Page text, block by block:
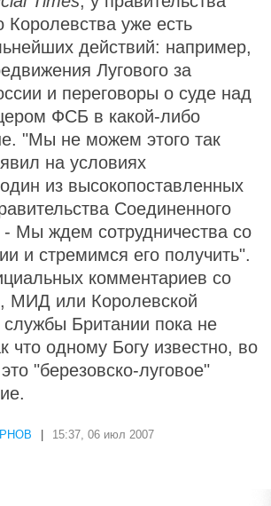
Королевства уже есть
действий: например,
Лугового за
и переговоры о суде над
ФСБ в какой-либо
"Мы не можем этого так
на условиях
из высокопоставленных
Соединенного
- Мы ждем сотрудничества со
и стремимся его получить".
комментариев со
МИД или Королевской
службы Британии пока не
что одному Богу известно, во
"березовско-луговое"
15:37, 06 июл 2007